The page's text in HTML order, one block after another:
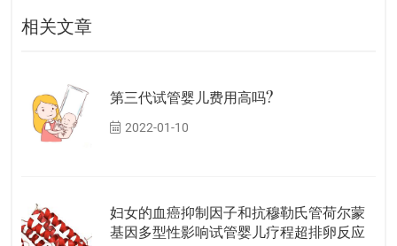
相关文章
第三代试管婴儿费用高吗?
2022-01-10
妇女的血癌抑制因子和抗穆勒氏管荷尔蒙
基因多型性影响试管婴儿疗程超排卵反应